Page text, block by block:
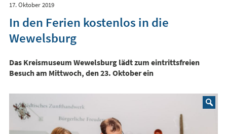
17. Oktober 2019
In den Ferien kostenlos in die
Wewelsburg
Das Kreismuseum Wewelsburg lädt zum eintrittsfreien
Besuch am Mittwoch, den 23. Oktober ein